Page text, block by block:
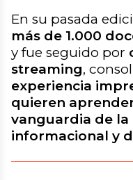
En su pasada
más de 1.000
y fue seguido por
streaming,
experiencia
quieren
vanguardia de
informacional y